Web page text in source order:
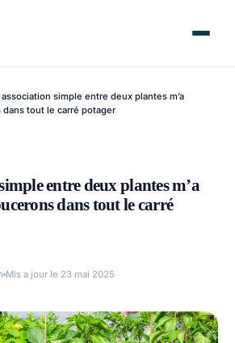
association simple entre deux plantes m’a
tout le carré potager
entre deux plantes m’a
dans tout le carré
Mis a jour le 23 mai 2025